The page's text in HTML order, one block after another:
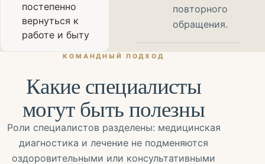
постепенно
вернуться к
работе и быту
повторного
обращения.
КОМАНДНЫЙ ПОДХОД
Какие специалисты
могут быть полезны
Роли специалистов разделены: медицинская
диагностика и лечение не подменяются
оздоровительными или консультативными